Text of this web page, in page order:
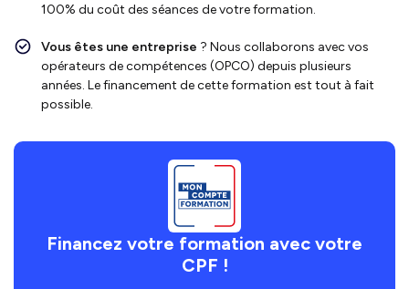
100% du coût des séances de votre formation.
Vous êtes une entreprise ? Nous collaborons avec vos
opérateurs de compétences (OPCO) depuis plusieurs
années. Le financement de cette formation est tout à fait
possible.
Financez votre formation avec votre
CPF !